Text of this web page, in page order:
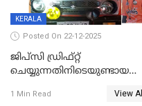
KERALA
Posted On 22-12-2025
ജിപ്സി ഡ്രിഫ്റ്റ്
ചെയ്യുന്നതിനിടെയുണ്ടായ
ദാരുണാന്ത്യം; ജീപ്സി
1 Min Read View All